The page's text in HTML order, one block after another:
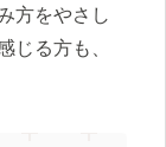
方をやさし
じる方も、